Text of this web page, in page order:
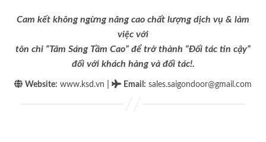
Cam kết không ngừng nâng cao chất lượng dịch vụ & làm
việc với
tôn chỉ “Tâm Sáng Tầm Cao” để trở thành “Đối tác tin cậy”
đối với khách hàng và đối tác!.
Website: www.ksd.vn Email : sales.saigondoor@gmail.com